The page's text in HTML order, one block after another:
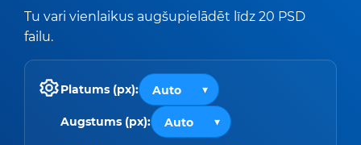
Tu vari vienlaikus augšupielādēt līdz 20 PSD
failu.
Platums (px):
Augstums (px):